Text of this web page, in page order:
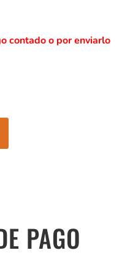
contado o por enviarlo
PAGO